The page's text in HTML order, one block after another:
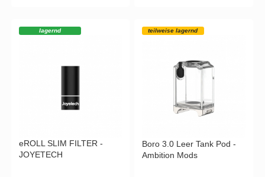
lagernd
eROLL SLIM FILTER -
JOYETECH
teilweise lagernd
Boro 3.0 Leer Tank Pod -
Ambition Mods